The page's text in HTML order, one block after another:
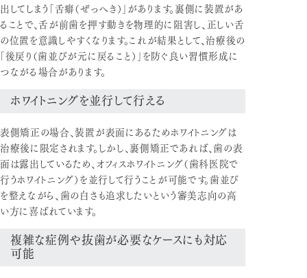
出してしまう「舌癖（ぜっへき）」があります。裏側に装置があ
ることで、舌が前歯を押す動きを物理的に阻害し、正しい舌
の位置を意識しやすくなります。これが結果として、治療後の
「後戻り（歯並びが元に戻ること）」を防ぐ良い習慣形成に
つながる場合があります。
ホワイトニングを並行して行える
表側矯正の場合、装置が表面にあるためホワイトニングは
治療後に限定されます。しかし、裏側矯正であれば、歯の表
面は露出しているため、オフィスホワイトニング（歯科医院で
行うホワイトニング）を並行して行うことが可能です。歯並び
を整えながら、歯の白さも追求したいという審美志向の高
い方に喜ばれています。
複雑な症例や抜歯が必要なケースにも対応
可能